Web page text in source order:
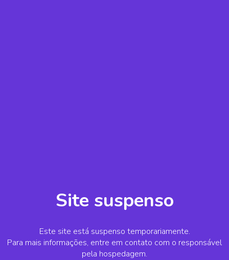
Site suspenso
Este site está suspenso temporariamente.
Para mais informações, entre em contato com o responsável
pela hospedagem.